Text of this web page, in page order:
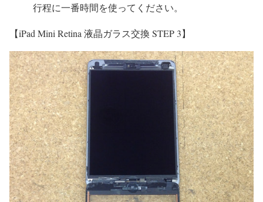
行程に一番時間を使ってください。
【iPad Mini Retina 液晶ガラス交換 STEP 3】